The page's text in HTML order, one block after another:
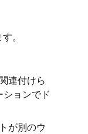
。
連付けら
ョンでド
が別のウ